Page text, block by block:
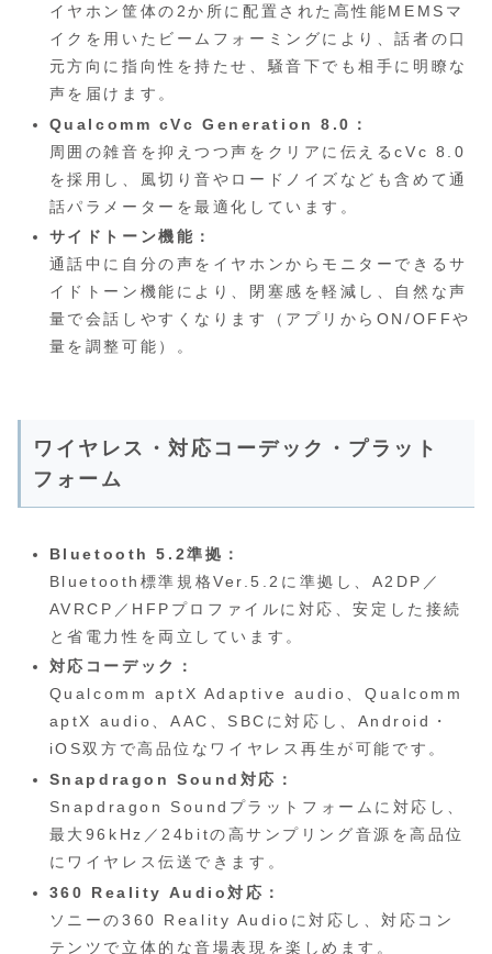
イヤホン筐体の2か所に配置された高性能MEMSマ
イクを用いたビームフォーミングにより、話者の口
元方向に指向性を持たせ、騒音下でも相手に明瞭な
声を届けます。
Qualcomm cVc Generation 8.0：
周囲の雑音を抑えつつ声をクリアに伝えるcVc 8.0
を採用し、風切り音やロードノイズなども含めて通
話パラメーターを最適化しています。
サイドトーン機能：
通話中に自分の声をイヤホンからモニターできるサ
イドトーン機能により、閉塞感を軽減し、自然な声
量で会話しやすくなります（アプリからON/OFFや
量を調整可能）。
ワイヤレス・対応コーデック・プラット
フォーム
Bluetooth 5.2準拠：
Bluetooth標準規格Ver.5.2に準拠し、A2DP／
AVRCP／HFPプロファイルに対応、安定した接続
と省電力性を両立しています。
対応コーデック：
Qualcomm aptX Adaptive audio、Qualcomm
aptX audio、AAC、SBCに対応し、Android・
iOS双方で高品位なワイヤレス再生が可能です。
Snapdragon Sound対応：
Snapdragon Soundプラットフォームに対応し、
最大96kHz／24bitの高サンプリング音源を高品位
にワイヤレス伝送できます。
360 Reality Audio対応：
ソニーの360 Reality Audioに対応し、対応コン
テンツで立体的な音場表現を楽しめます。